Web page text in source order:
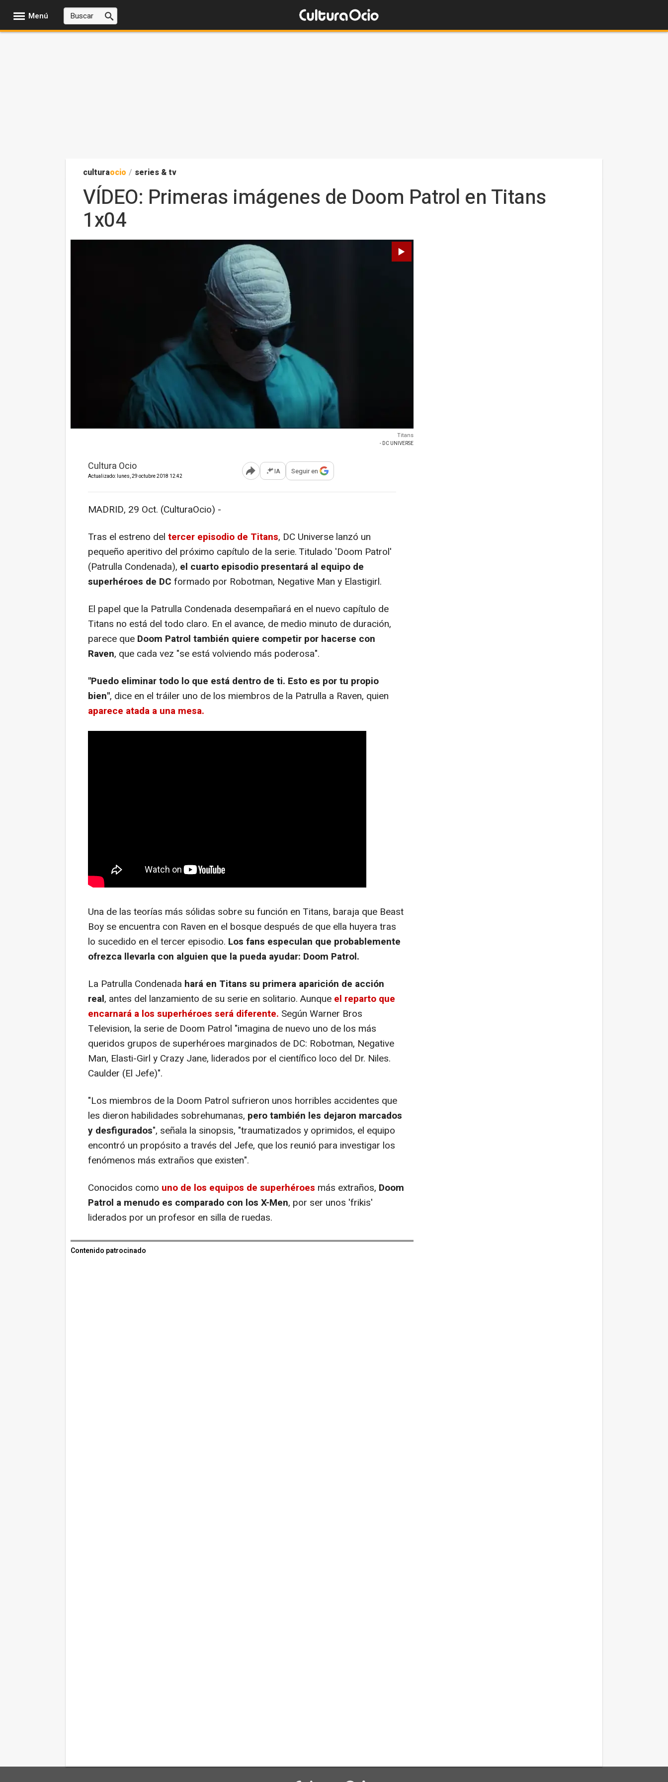
Menú
culturaocio / series & tv
VÍDEO: Primeras imágenes de Doom Patrol en Titans
1x04
Titans
- DC UNIVERSE
Cultura Ocio
Actualizado: lunes, 29 octubre 2018 12:42 Abrir opciones para compartir
IA Seguir en
MADRID, 29 Oct. (CulturaOcio) -
Tras el estreno del tercer episodio de Titans, DC Universe lanzó un
pequeño aperitivo del próximo capítulo de la serie. Titulado 'Doom Patrol'
(Patrulla Condenada), el cuarto episodio presentará al equipo de
superhéroes de DC formado por Robotman, Negative Man y Elastigirl.
El papel que la Patrulla Condenada desempañará en el nuevo capítulo de
Titans no está del todo claro. En el avance, de medio minuto de duración,
parece que Doom Patrol también quiere competir por hacerse con
Raven, que cada vez "se está volviendo más poderosa".
"Puedo eliminar todo lo que está dentro de ti. Esto es por tu propio
bien", dice en el tráiler uno de los miembros de la Patrulla a Raven, quien
aparece atada a una mesa.
Una de las teorías más sólidas sobre su función en Titans, baraja que Beast
Boy se encuentra con Raven en el bosque después de que ella huyera tras
lo sucedido en el tercer episodio. Los fans especulan que probablemente
ofrezca llevarla con alguien que la pueda ayudar: Doom Patrol.
La Patrulla Condenada hará en Titans su primera aparición de acción
real, antes del lanzamiento de su serie en solitario. Aunque el reparto que
encarnará a los superhéroes será diferente. Según Warner Bros
Television, la serie de Doom Patrol "imagina de nuevo uno de los más
queridos grupos de superhéroes marginados de DC: Robotman, Negative
Man, Elasti-Girl y Crazy Jane, liderados por el científico loco del Dr. Niles.
Caulder (El Jefe)".
"Los miembros de la Doom Patrol sufrieron unos horribles accidentes que
les dieron habilidades sobrehumanas, pero también les dejaron marcados
y desfigurados", señala la sinopsis, "traumatizados y oprimidos, el equipo
encontró un propósito a través del Jefe, que los reunió para investigar los
fenómenos más extraños que existen".
Conocidos como uno de los equipos de superhéroes más extraños, Doom
Patrol a menudo es comparado con los X-Men, por ser unos 'frikis'
liderados por un profesor en silla de ruedas.
Contenido patrocinado